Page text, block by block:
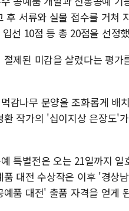
후 서류와 실물 접수를 거쳐
선 10점 등 총 20점을 선정
제된 미감을 살렸다는 평
감나무 문양을 조화롭게
작가의 '십이지상 은장도'
특별전은 오는 21일까지
대전 수상작은 이후 '경상
품 대전' 출품 자격을 얻게